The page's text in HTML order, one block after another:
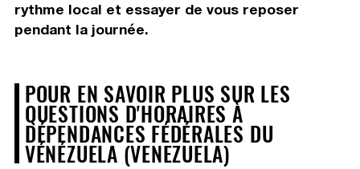
rythme local et essayer de vous reposer
pendant la journée.
POUR EN SAVOIR PLUS SUR LES
QUESTIONS D'HORAIRES À
DÉPENDANCES FÉDÉRALES DU
VÉNÉZUELA (VENEZUELA)